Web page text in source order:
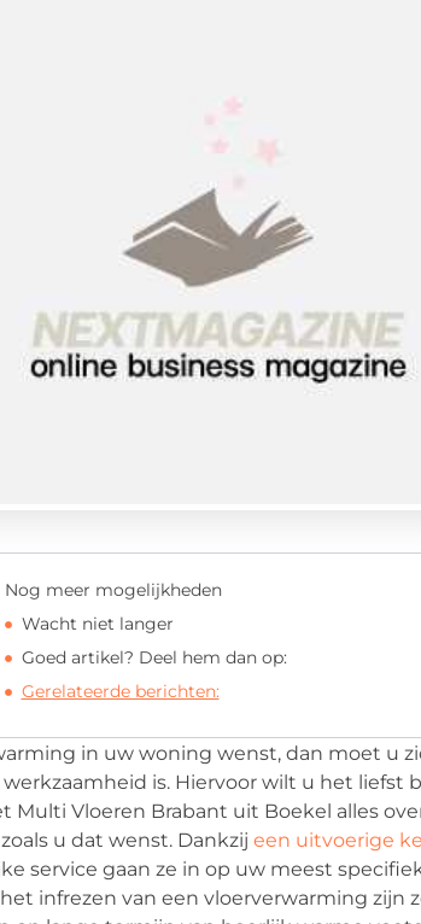
Nog meer mogelijkheden
Wacht niet langer
Goed artikel? Deel hem dan op:
Gerelateerde berichten:
in uw woning wenst, dan moet u
is. Hiervoor wilt u het liefst
Multi Vloeren Brabant uit Boekel alles
u dat wenst. Dankzij een uitvoerige
service gaan ze in op uw meest
infrezen van een vloerverwarming zijn